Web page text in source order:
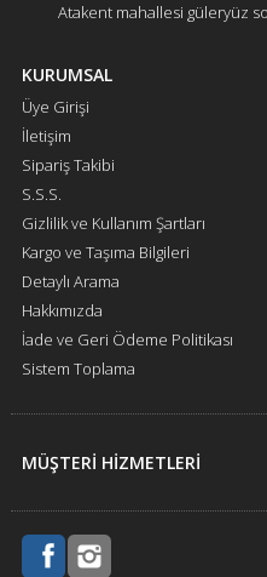
Atakent mahallesi güleryüz
KURUMSAL
Üye Girişi
İletişim
Sipariş Takibi
S.S.S.
Gizlilik ve Kullanım Şartları
Kargo ve Taşıma Bilgileri
Detaylı Arama
Hakkımızda
İade ve Geri Ödeme Politikası
Sistem Toplama
MÜŞTERİ HİZMETLERİ